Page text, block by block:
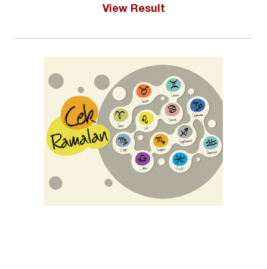
View Result